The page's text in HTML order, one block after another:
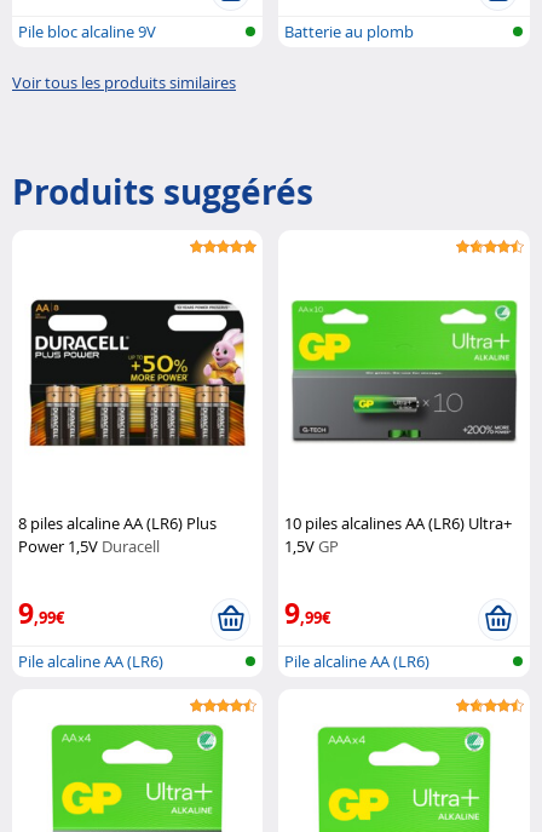
Pile bloc alcaline 9V Batterie au plomb
Voir tous les produits similaires
Produits suggérés
8 piles alcaline AA (LR6) Plus
Power 1,5V Duracell
9,99€
Pile alcaline AA (LR6)
10 piles alcalines AA (LR6) Ultra+
1,5VGP
9,99€
Pile alcaline AA (LR6)